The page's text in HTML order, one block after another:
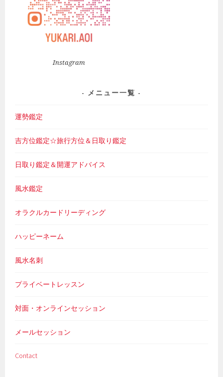
Instagram
メニュー一覧
運勢鑑定
吉方位鑑定☆旅行方位＆日取り鑑定
日取り鑑定＆開運アドバイス
風水鑑定
オラクルカードリーディング
ハッピーネーム
風水名刺
プライベートレッスン
対面・オンラインセッション
メールセッション
Contact